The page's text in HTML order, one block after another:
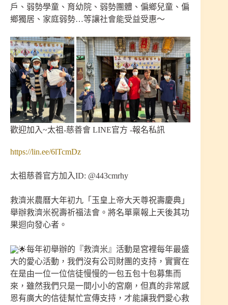
戶、弱勢學童、育幼院、弱勢團體、偏鄉兒童、偏
鄉獨居、家庭弱勢…等讓社會能受益受惠～
歡迎加入~太祖-慈善會 LINE官方 -報名私訊
https://lin.ee/6lTcmDz
太祖慈善官方加入ID: @443cmrhy
救濟米農曆大年初九「玉皇上帝大天尊祝壽慶典」
舉辦救濟米祝壽祈福法會。將名單稟報上天後其功
果迴向發心者。
每年初舉辦的『救濟米』活動是宮裡每年最盛
大的愛心活動，我們沒有公司財團的支持，實實在
在是由一位一位信徒慢慢的一包五包十包募集而
來，雖然我們只是一間小小的宮廟，但真的非常感
恩有廣大的信徒幫忙宣傳支持，才能讓我們愛心救